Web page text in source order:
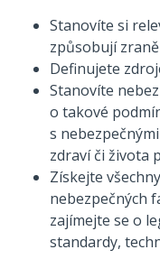
Stanovíte si
způsobují
Definujete
Stanovíte
o takové
s
zdraví či života
Získejte
nebezpečných
zajímejte se o
standardy,